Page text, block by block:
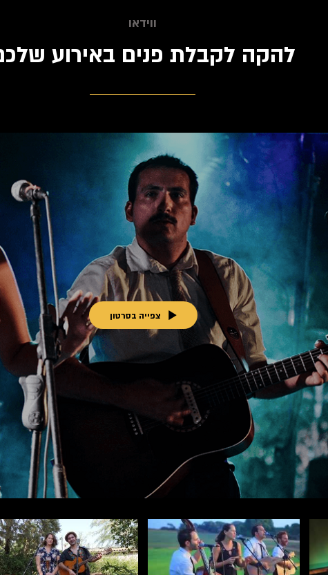
ווידאו
להקה לקבלת פנים באירוע
צפייה בסרטון